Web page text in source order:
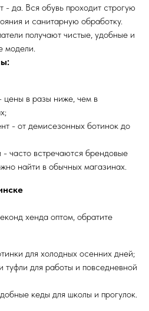
- да. Вся обувь проходит строгую
и санитарную обработку.
получают чистые, удобные и
модели.
в разы ниже, чем в
- от демисезонных ботинок до
часто встречаются брендовые
найти в обычных магазинах.
хенда оптом, обратите
для холодных осенних дней;
туфли для работы и повседневной
кеды для школы и прогулок.